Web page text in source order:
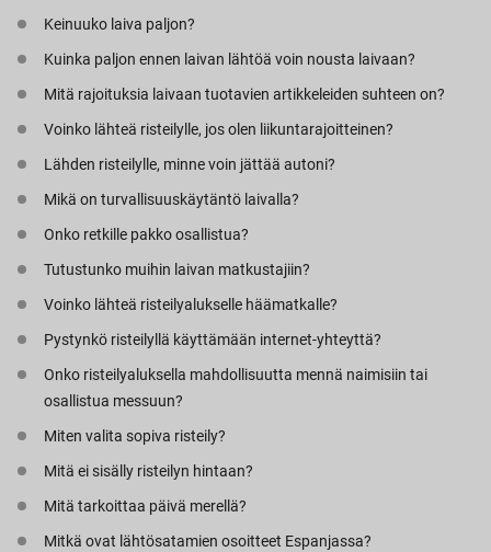
Rantahotellit
Keinuuko laiva paljon?
Kuinka paljon ennen laivan lähtöä voin nousta laivaan?
Mitä rajoituksia laivaan tuotavien artikkeleiden suhteen on?
Voinko lähteä risteilylle, jos olen liikuntarajoitteinen?
Lähden risteilylle, minne voin jättää autoni?
Mikä on turvallisuuskäytäntö laivalla?
Onko retkille pakko osallistua?
Tutustunko muihin laivan matkustajiin?
Voinko lähteä risteilyalukselle häämatkalle?
Pystynkö risteilyllä käyttämään internet-yhteyttä?
Onko risteilyaluksella mahdollisuutta mennä naimisiin tai
osallistua messuun?
Miten valita sopiva risteily?
Mitä ei sisälly risteilyn hintaan?
Mitä tarkoittaa päivä merellä?
Mitkä ovat lähtösatamien osoitteet Espanjassa?